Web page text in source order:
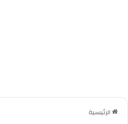
الرئيسية